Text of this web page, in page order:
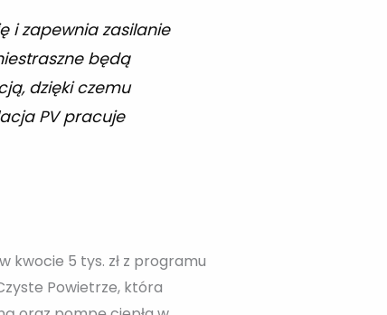
i zapewnia zasilanie
będą
dzięki czemu
PV pracuje
5 tys. zł z programu
Powietrze, która